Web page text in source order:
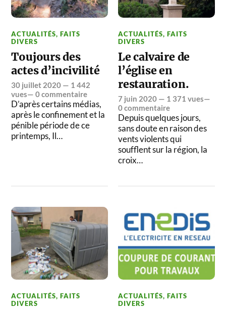
ACTUALITÉS,FAITS
DIVERS
Toujours des
actes d’incivilité
30 juillet 2020 — 1 442
vues—0 commentaire
D’après certains médias,
après le confinement et la
pénible période de ce
printemps, Il…
ACTUALITÉS,FAITS
DIVERS
Le calvaire de
l’église en
restauration.
7 juin 2020 — 1 371 vues—
0 commentaire
Depuis quelques jours,
sans doute en raison des
vents violents qui
soufflent sur la région, la
croix…
ACTUALITÉS,FAITS
DIVERS
ACTUALITÉS,FAITS
DIVERS